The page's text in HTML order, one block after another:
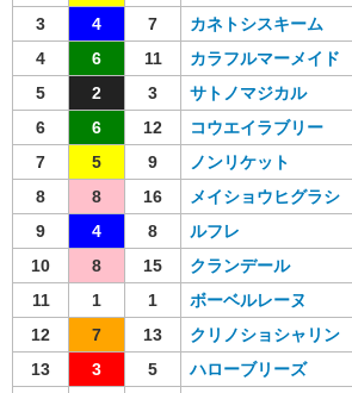
3
4 7 カネトシスキーム
4
6 11 カラフルマーメイド
5
2 3 サトノマジカル
6
6 12 コウエイラブリー
7
5 9 ノンリケット
8
8 16 メイショウヒグラシ
9
4 8 ルフレ
10
8 15 クランデール
11
1 1 ボーベルレーヌ
12
7 13 クリノショシャリン
13
3 5 ハローブリーズ